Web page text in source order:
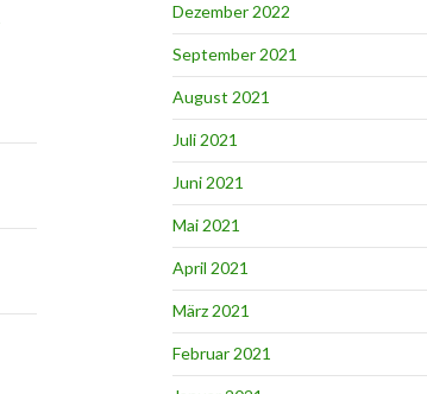
Dezember 2022
September 2021
August 2021
Juli 2021
Juni 2021
Mai 2021
April 2021
März 2021
Februar 2021